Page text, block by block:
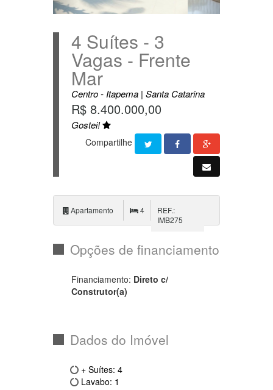
4 Suítes - 3
Vagas - Frente
Mar
Centro - Itapema | Santa Catarina
R$ 8.400.000,00
Gostei!
Apartamento 4
REF.:
Opções de financiamento
Financiamento:
+ Suítes: 4